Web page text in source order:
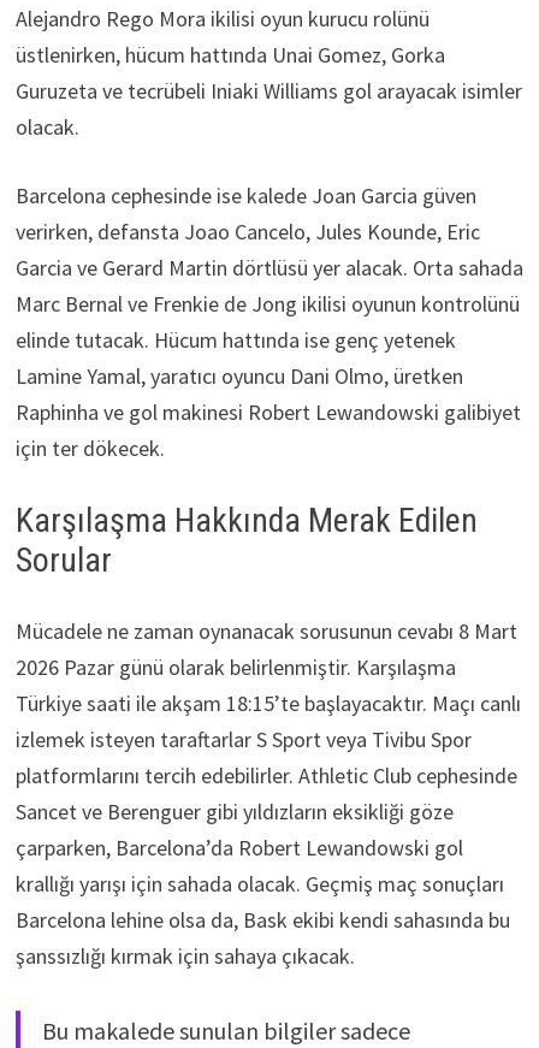
Alejandro Rego Mora ikilisi oyun kurucu rolünü
üstlenirken, hücum hattında Unai Gomez, Gorka
Guruzeta ve tecrübeli Iniaki Williams gol arayacak isimler
olacak.
Barcelona cephesinde ise kalede Joan Garcia güven
verirken, defansta Joao Cancelo, Jules Kounde, Eric
Garcia ve Gerard Martin dörtlüsü yer alacak. Orta sahada
Marc Bernal ve Frenkie de Jong ikilisi oyunun kontrolünü
elinde tutacak. Hücum hattında ise genç yetenek
Lamine Yamal, yaratıcı oyuncu Dani Olmo, üretken
Raphinha ve gol makinesi Robert Lewandowski galibiyet
için ter dökecek.
Karşılaşma Hakkında Merak Edilen
Sorular
Mücadele ne zaman oynanacak sorusunun cevabı 8 Mart
2026 Pazar günü olarak belirlenmiştir. Karşılaşma
Türkiye saati ile akşam 18:15’te başlayacaktır. Maçı canlı
izlemek isteyen taraftarlar S Sport veya Tivibu Spor
platformlarını tercih edebilirler. Athletic Club cephesinde
Sancet ve Berenguer gibi yıldızların eksikliği göze
çarparken, Barcelona’da Robert Lewandowski gol
krallığı yarışı için sahada olacak. Geçmiş maç sonuçları
Barcelona lehine olsa da, Bask ekibi kendi sahasında bu
şanssızlığı kırmak için sahaya çıkacak.
Bu makalede sunulan bilgiler sadece